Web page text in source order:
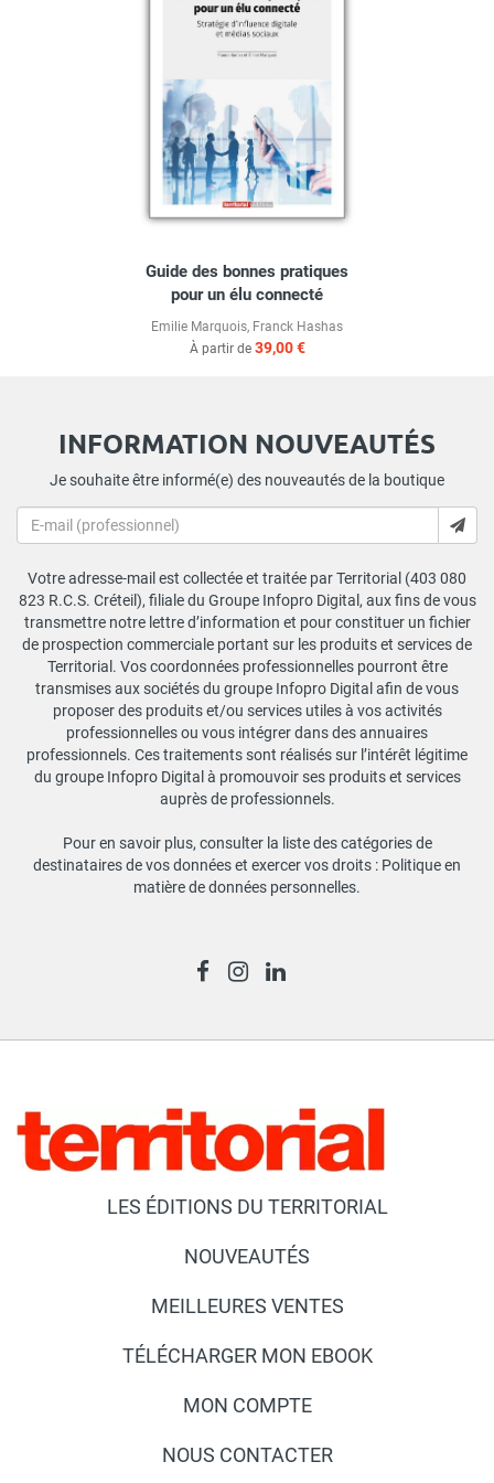
Guide des bonnes pratiques
pour un élu connecté
Emilie Marquois, Franck Hashas
À partir de 39,00 €
INFORMATION NOUVEAUTÉS
Je souhaite être informé(e) des nouveautés de la boutique
Votre adresse-mail est collectée et traitée par Territorial (403 080
823 R.C.S. Créteil), filiale du Groupe Infopro Digital, aux fins de vous
transmettre notre lettre d’information et pour constituer un fichier
de prospection commerciale portant sur les produits et services de
Territorial. Vos coordonnées professionnelles pourront être
transmises aux sociétés du groupe Infopro Digital afin de vous
proposer des produits et/ou services utiles à vos activités
professionnelles ou vous intégrer dans des annuaires
professionnels. Ces traitements sont réalisés sur l’intérêt légitime
du groupe Infopro Digital à promouvoir ses produits et services
auprès de professionnels.
Pour en savoir plus, consulter la liste des catégories de
destinataires de vos données et exercer vos droits : Politique en
matière de données personnelles.
LES ÉDITIONS DU TERRITORIAL
NOUVEAUTÉS
MEILLEURES VENTES
TÉLÉCHARGER MON EBOOK
MON COMPTE
NOUS CONTACTER